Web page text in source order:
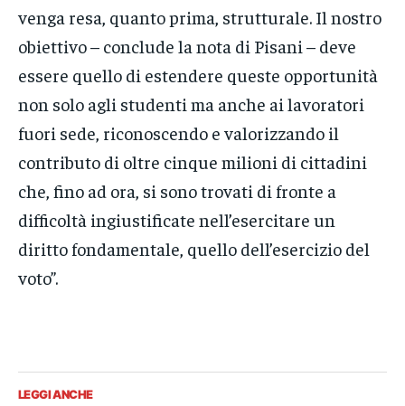
venga resa, quanto prima, strutturale. Il nostro
obiettivo – conclude la nota di Pisani – deve
essere quello di estendere queste opportunità
non solo agli studenti ma anche ai lavoratori
fuori sede, riconoscendo e valorizzando il
contributo di oltre cinque milioni di cittadini
che, fino ad ora, si sono trovati di fronte a
difficoltà ingiustificate nell’esercitare un
diritto fondamentale, quello dell’esercizio del
voto”.
LEGGI ANCHE